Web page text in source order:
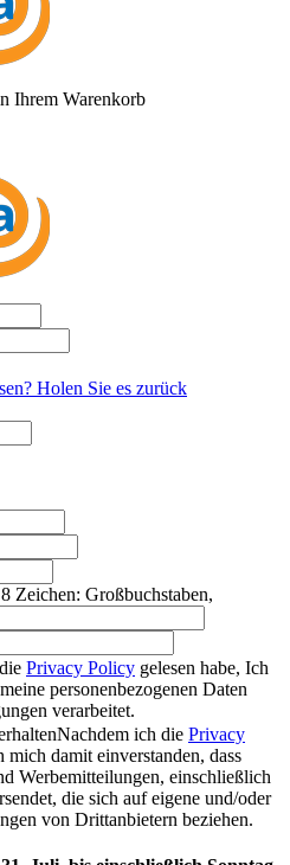
Ihrem Warenkorb
Holen Sie es zurück
Zeichen: Großbuchstaben,
Privacy Policy gelesen habe, Ich
personenbezogenen Daten
verarbeitet.
Nachdem ich die Privacy
mich damit einverstanden, dass
Werbemitteilungen, einschließlich
die sich auf eigene und/oder
von Drittanbietern beziehen.